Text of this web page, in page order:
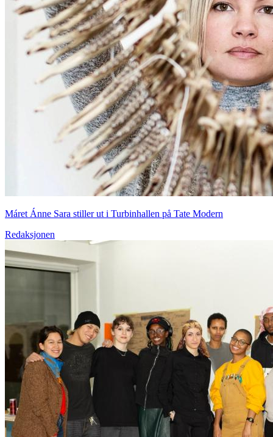
Máret Ánne Sara stiller ut i Turbinhallen på Tate Modern
Redaksjonen